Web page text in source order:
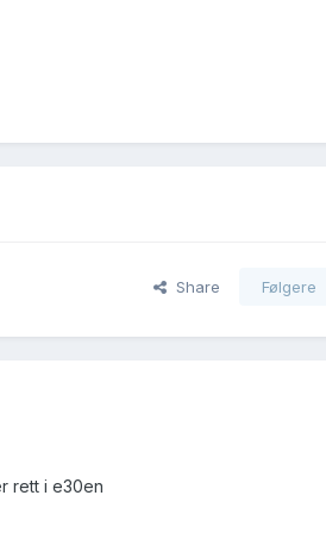
Share Følgere
rett i e30en